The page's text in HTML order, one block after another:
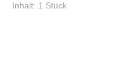
Inhalt: 1 Stück